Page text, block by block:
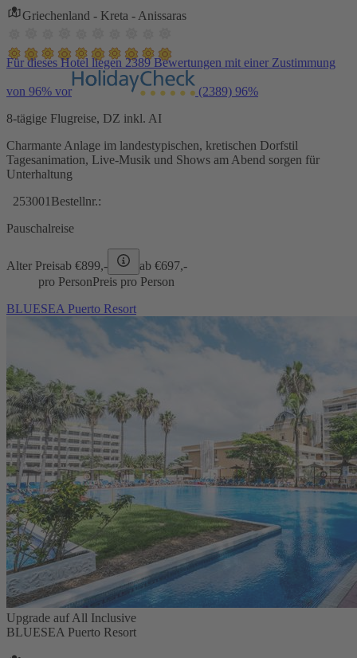
Griechenland - Kreta - Anissaras
Für dieses Hotel liegen 2389 Bewertungen mit einer Zustimmung
von 96% vor (2389) 96%
8-tägige Flugreise, DZ inkl. AI
Charmante Anlage im landestypischen, kretischen Dorfstil
Tagesanimation, Live-Musik und Shows am Abend sorgen für
Unterhaltung
253001 Bestellnr.:
Pauschalreise
Alter Preisab €899,- ab €697,-
pro PersonPreis pro Person
BLUESEA Puerto Resort
Upgrade auf All Inclusive
BLUESEA Puerto Resort